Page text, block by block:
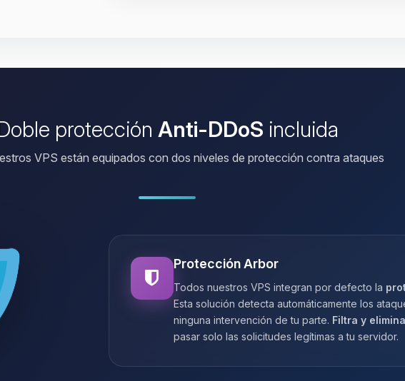
protección Anti-DDoS incluida
VPS están equipados con dos niveles de protección contra ataques
Protección Arbor
Todos nuestros VPS integran por defecto la
Esta solución detecta automáticamente los
ninguna intervención de tu parte. Filtra y
pasar solo las solicitudes legítimas a tu servidor.